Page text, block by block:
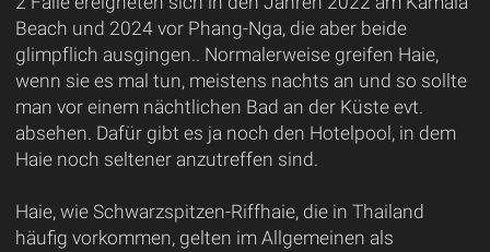
Beach und 2024 vor Phang-Nga, die aber beide
glimpflich ausgingen.. Normalerweise greifen Haie,
wenn sie es mal tun, meistens nachts an und so sollte
man vor einem nächtlichen Bad an der Küste evt.
absehen. Dafür gibt es ja noch den Hotelpool, in dem
Haie noch seltener anzutreffen sind.
Haie, wie Schwarzspitzen-Riffhaie, die in Thailand
häufig vorkommen, gelten im Allgemeinen als